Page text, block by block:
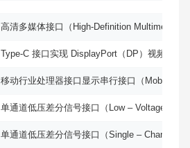
高清多媒体接口（High-Definition Multimedia
Type-C 接口实现 DisplayPort（DP）视频传输
移动行业处理器接口显示串行接口（Mobile
单通道低压差分信号接口（Low – Voltage
单通道低压差分信号接口（Single – Channel